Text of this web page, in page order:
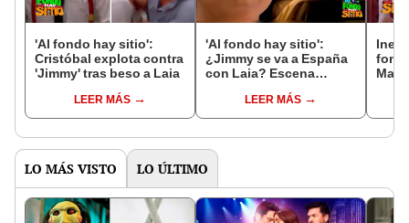
'Al fondo hay sitio':
Cristóbal explota contra
'Jimmy' tras beso a Laia
LEER MÁS
'Al fondo hay sitio':
¿Jimmy se va a España
con Laia? Escena
amor con Alessia
LEER MÁS
LO MÁS VISTO LO ÚLTIMO